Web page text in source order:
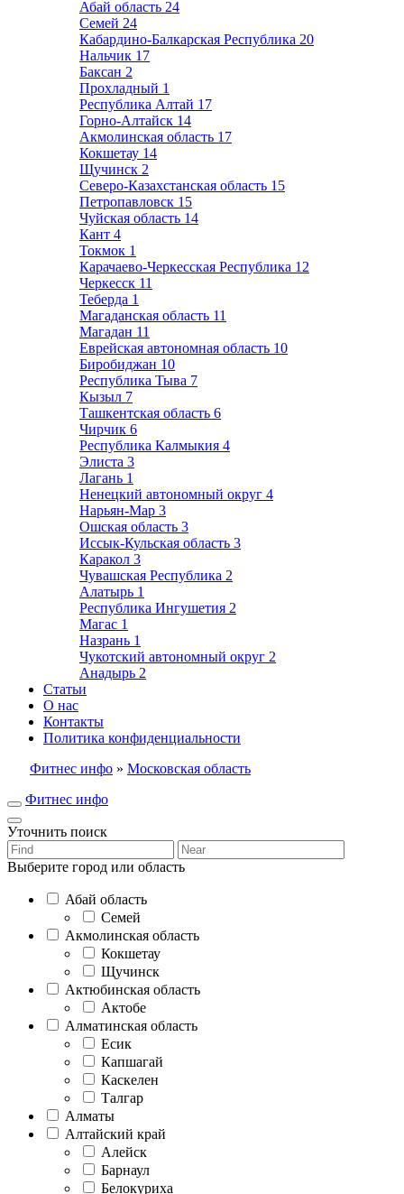
Абай область 24
Семей 24
Кабардино-Балкарская Республика 20
Нальчик 17
Баксан 2
Прохладный 1
Республика Алтай 17
Горно-Алтайск 14
Акмолинская область 17
Кокшетау 14
Щучинск 2
Северо-Казахстанская область 15
Петропавловск 15
Чуйская область 14
Кант 4
Токмок 1
Карачаево-Черкесская Республика 12
Черкесск 11
Теберда 1
Магаданская область 11
Магадан 11
Еврейская автономная область 10
Биробиджан 10
Республика Тыва 7
Кызыл 7
Ташкентская область 6
Чирчик 6
Республика Калмыкия 4
Элиста 3
Лагань 1
Ненецкий автономный округ 4
Нарьян-Мар 3
Ошская область 3
Иссык-Кульская область 3
Каракол 3
Чувашская Республика 2
Алатырь 1
Республика Ингушетия 2
Магас 1
Назрань 1
Чукотский автономный округ 2
Анадырь 2
Статьи
О нас
Контакты
Политика конфиденциальности
Фитнес инфо » Московская область
Фитнес инфо
Уточнить поиск
Выберите город или область
Абай область
Семей
Акмолинская область
Кокшетау
Щучинск
Актюбинская область
Актобе
Алматинская область
Есик
Капшагай
Каскелен
Талгар
Алматы
Алтайский край
Алейск
Барнаул
Белокуриха